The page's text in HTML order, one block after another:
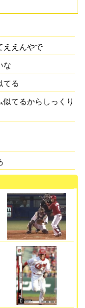
ええんやで
な
てる
てるからしっくり